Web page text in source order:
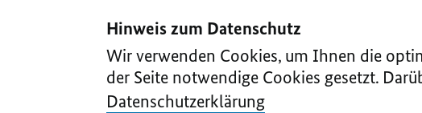
Hinweis zum Datenschutz
Wir verwenden Cookies, um Ihnen die
der Seite notwendige Cookies gesetzt.
Datenschutzerklärung